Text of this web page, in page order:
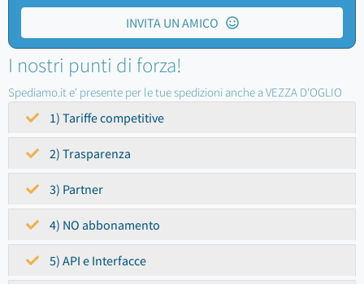
INVITA UN AMICO
I nostri punti di forza!
Spediamo.it e' presente per le tue spedizioni anche a VEZZA D'OGLIO
1) Tariffe competitive
2) Trasparenza
3) Partner
4) NO abbonamento
5) API e Interfacce